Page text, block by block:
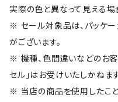
実際の色と異なって見える場
※ セール対象品は、パッケー
がございます。
※ 機種、色間違いなどのお客
セル」はお受けいたしかねます
※ 当店の商品を使用したこ